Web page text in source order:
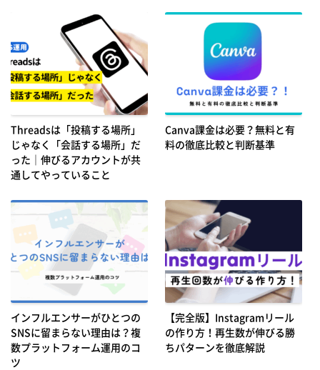
Threadsは「投稿する場所」
じゃなく「会話する場所」だ
った｜伸びるアカウントが共
通してやっていること
Canva課金は必要？無料と有
料の徹底比較と判断基準
インフルエンサーがひとつの
SNSに留まらない理由は？複
数プラットフォーム運用のコ
ツ
【完全版】Instagramリール
の作り方！再生数が伸びる勝
ちパターンを徹底解説